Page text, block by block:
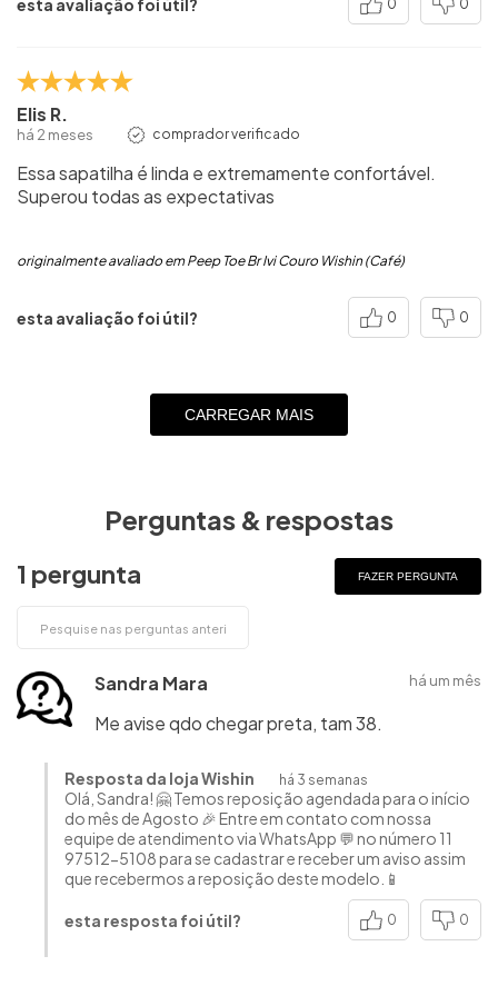
0 0
Elis R.
há 2 meses comprador verificado
Essa sapatilha é linda e extremamente confortável.
Superou todas as expectativas
originalmente avaliado em Peep Toe Br Ivi Couro Wishin (Café)
esta avaliação foi útil? 0 0
CARREGAR MAIS
Perguntas & respostas
1 pergunta FAZER PERGUNTA
Sandra Mara há um mês
Me avise qdo chegar preta, tam 38.
Resposta da loja Wishin há 3 semanas
Olá, Sandra! 🤗 Temos reposição agendada para o início
do mês de Agosto 🎉 Entre em contato com nossa
equipe de atendimento via WhatsApp 💬 no número 11
97512-5108 para se cadastrar e receber um aviso assim
que recebermos a reposição deste modelo.📱
esta resposta foi útil? 0 0